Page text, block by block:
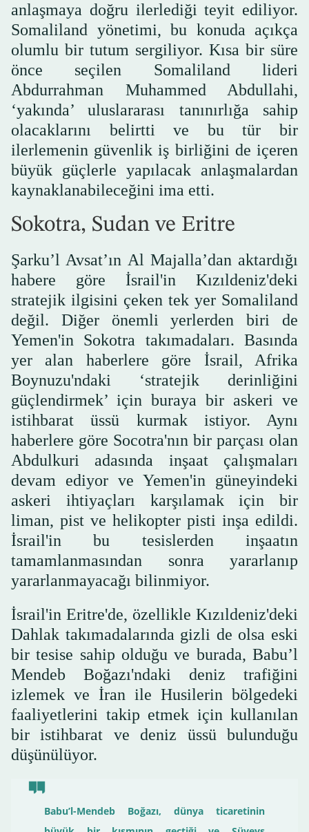
anlaşmaya doğru ilerlediği teyit ediliyor.
Somaliland yönetimi, bu konuda açıkça
olumlu bir tutum sergiliyor. Kısa bir süre
önce seçilen Somaliland lideri
Abdurrahman Muhammed Abdullahi,
‘yakında’ uluslararası tanınırlığa sahip
olacaklarını belirtti ve bu tür bir
ilerlemenin güvenlik iş birliğini de içeren
büyük güçlerle yapılacak anlaşmalardan
kaynaklanabileceğini ima etti.
Sokotra, Sudan ve Eritre
Şarku’l Avsat’ın Al Majalla’dan aktardığı
habere göre İsrail'in Kızıldeniz'deki
stratejik ilgisini çeken tek yer Somaliland
değil. Diğer önemli yerlerden biri de
Yemen'in Sokotra takımadaları. Basında
yer alan haberlere göre İsrail, Afrika
Boynuzu'ndaki ‘stratejik derinliğini
güçlendirmek’ için buraya bir askeri ve
istihbarat üssü kurmak istiyor. Aynı
haberlere göre Socotra'nın bir parçası olan
Abdulkuri adasında inşaat çalışmaları
devam ediyor ve Yemen'in güneyindeki
askeri ihtiyaçları karşılamak için bir
liman, pist ve helikopter pisti inşa edildi.
İsrail'in bu tesislerden inşaatın
tamamlanmasından sonra yararlanıp
yararlanmayacağı bilinmiyor.
İsrail'in Eritre'de, özellikle Kızıldeniz'deki
Dahlak takımadalarında gizli de olsa eski
bir tesise sahip olduğu ve burada, Babu’l
Mendeb Boğazı'ndaki deniz trafiğini
izlemek ve İran ile Husilerin bölgedeki
faaliyetlerini takip etmek için kullanılan
bir istihbarat ve deniz üssü bulunduğu
düşünülüyor.
Babu’l-Mendeb Boğazı, dünya ticaretinin